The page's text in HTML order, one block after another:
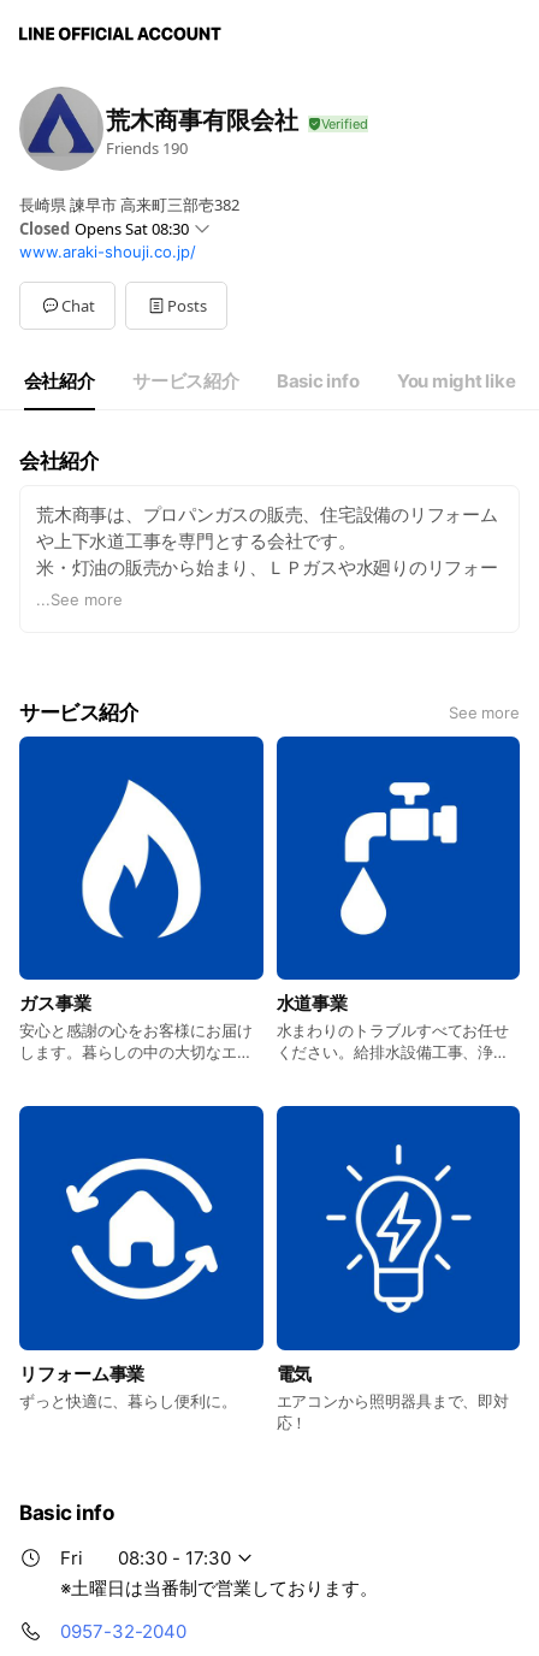
荒木商事有限会社
Friends 190
長崎県 諫早市 高来町三部壱382
Closed Opens Sat 08:30
SunClosed
Mon08:30 - 17:30
Tue08:30 - 17:30
Wed08:30 - 17:30
Fri08:30 - 17:30
Sat08:30 - 17:30
※土曜日は当番制で営業しております。
www.araki-shouji.co.jp/
Chat Posts
会社紹介 サービス紹介 Basic info You might like
会社紹介
荒木商事は、プロパンガスの販売、住宅設備のリフォーム
や上下水道工事を専門とする会社です。
米・灯油の販売から始まり、ＬＰガスや水廻りのリフォー
ム工事を施工しています。浄化槽設置や給排水設備工事も
...See more
サービス紹介 See more
ガス事業
安心と感謝の心をお客様にお届け
します。暮らしの中の大切なエネ
水道事業
水まわりのトラブルすべてお任せ
ください。給排水設備工事、浄化
リフォーム事業
ずっと快適に、暮らし便利に。
電気
エアコンから照明器具まで、即対
応！
Basic info
Fri
08:30 - 17:30
※土曜日は当番制で営業しております。
0957-32-2040